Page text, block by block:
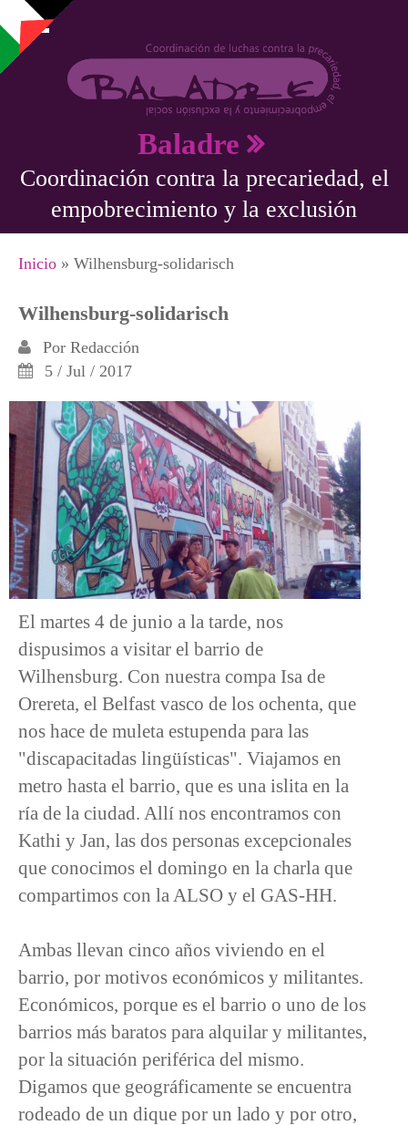
Pasar al contenido principal
Baladre
Coordinación contra la precariedad, el
empobrecimiento y la exclusión
Se encuentra usted aquí
Inicio » Wilhensburg-solidarisch
Wilhensburg-solidarisch
Por Redacción
5 / Jul / 2017
El martes 4 de junio a la tarde, nos
dispusimos a visitar el barrio de
Wilhensburg. Con nuestra compa Isa de
Orereta, el Belfast vasco de los ochenta, que
nos hace de muleta estupenda para las
"discapacitadas lingüísticas". Viajamos en
metro hasta el barrio, que es una islita en la
ría de la ciudad. Allí nos encontramos con
Kathi y Jan, las dos personas excepcionales
que conocimos el domingo en la charla que
compartimos con la ALSO y el GAS-HH.
Ambas llevan cinco años viviendo en el
barrio, por motivos económicos y militantes.
Económicos, porque es el barrio o uno de los
barrios más baratos para alquilar y militantes,
por la situación periférica del mismo.
Digamos que geográficamente se encuentra
rodeado de un dique por un lado y por otro,